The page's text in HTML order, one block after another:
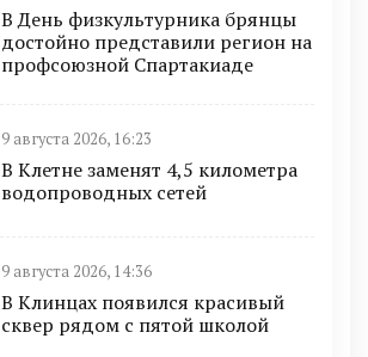
В День физкультурника брянцы
достойно представили регион на
профсоюзной Спартакиаде
9 августа 2026, 16:23
В Клетне заменят 4,5 километра
водопроводных сетей
9 августа 2026, 14:36
В Клинцах появился красивый
сквер рядом с пятой школой